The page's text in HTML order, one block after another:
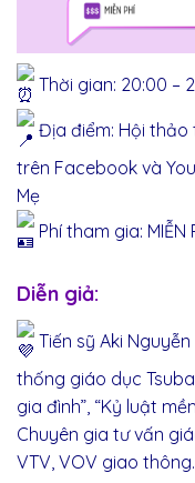
Thời gian: 20:00 –
Địa điểm: Hội thảo
trên Facebook và
Mẹ
Phí tham gia: MIỄN
Diễn giả:
Tiến sỹ Aki
thống giáo dục
gia đình”, “Kỷ luật
Chuyên gia tư vấn
VTV, VOV giao thông.